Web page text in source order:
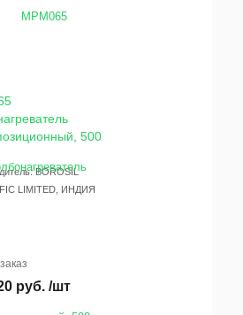
500
BOROSIL
LIMITED, ИНДИЯ
руб. /шт